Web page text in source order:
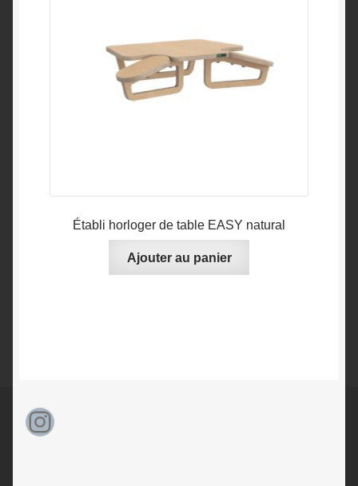
Établi horloger de table EASY natural
Ajouter au panier
Instagram